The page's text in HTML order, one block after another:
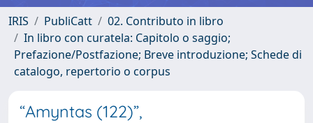
IRIS PubliCatt
02. Contributo in libro
In libro con curatela: Capitolo o saggio;
Prefazione/Postfazione; Breve introduzione; Schede di
catalogo, repertorio o corpus
“Amyntas (122)”,